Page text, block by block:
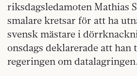
riksdagsledamoten Mathias
smalare kretsar för att ha
svensk mästare i
onsdags deklarerade att han
regeringen om